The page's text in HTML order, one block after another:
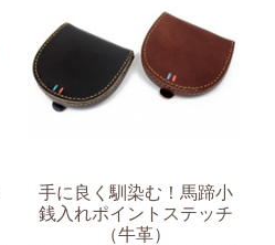
手に良く馴染む！馬蹄小
銭入れポイントステッチ
（牛革）